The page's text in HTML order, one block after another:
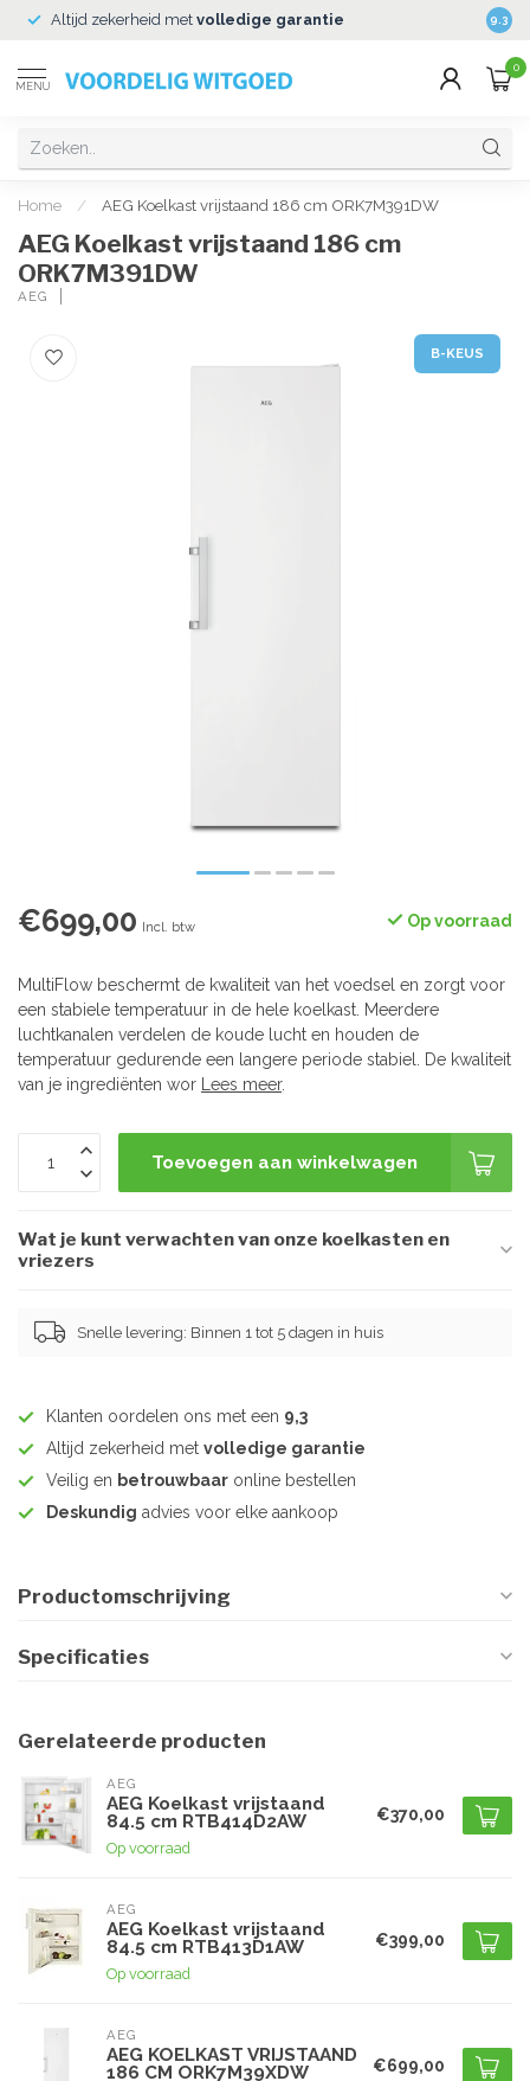
Altijd zekerheid met volledige garantie 9.3
MENU
0
Home / AEG Koelkast vrijstaand 186 cm ORK7M391DW
AEG Koelkast vrijstaand 186 cm
ORK7M391DW
AEG
B-KEUS
€699,00 Incl. btw Op voorraad
MultiFlow beschermt de kwaliteit van het voedsel en zorgt voor
een stabiele temperatuur in de hele koelkast. Meerdere
luchtkanalen verdelen de koude lucht en houden de
temperatuur gedurende een langere periode stabiel. De kwaliteit
van je ingrediënten wor Lees meer.
Toevoegen aan winkelwagen
Wat je kunt verwachten van onze koelkasten en
vriezers
Snelle levering: Binnen 1 tot 5 dagen in huis
Klanten oordelen ons met een 9,3
Altijd zekerheid met volledige garantie
Veilig en betrouwbaar online bestellen
Deskundig advies voor elke aankoop
Productomschrijving
Specificaties
Gerelateerde producten
AEG
AEG Koelkast vrijstaand
84.5 cm RTB414D2AW
Op voorraad
€370,00
AEG
AEG Koelkast vrijstaand
84.5 cm RTB413D1AW
Op voorraad
€399,00
AEG
AEG KOELKAST VRIJSTAAND
186 CM ORK7M39XDW
€699,00